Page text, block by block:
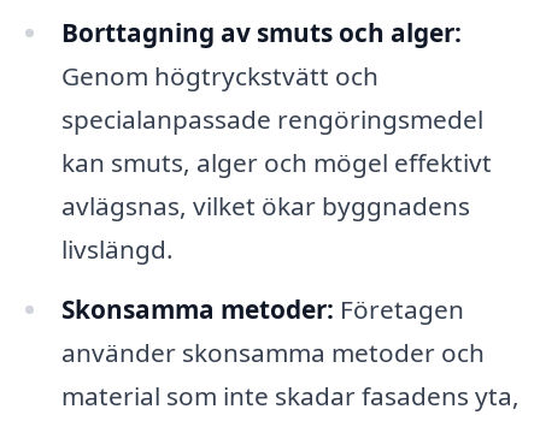
Borttagning av smuts och alger:
Genom högtryckstvätt och
specialanpassade rengöringsmedel
kan smuts, alger och mögel effektivt
avlägsnas, vilket ökar byggnadens
livslängd.
Skonsamma metoder: Företagen
använder skonsamma metoder och
material som inte skadar fasadens yta,